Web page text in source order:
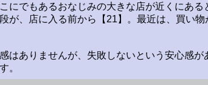
にでもあるおなじみの大きな店が近くにある
が、店に入る前から【21】。最近は、買い
はありませんが、失敗しないという安心感
。